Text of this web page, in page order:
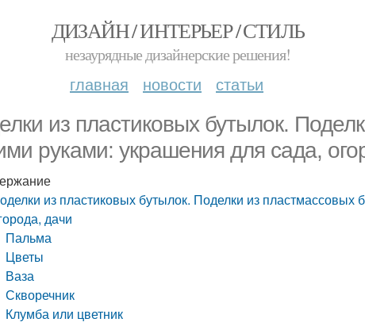
ДИЗАЙН / ИНТЕРЬЕР / СТИЛЬ
незаурядные дизайнерские решения!
главная новости статьи
из пластиковых бутылок.
руками: украшения для сада,
из пластиковых бутылок. Поделки из
дачи
Пальма
Цветы
Ваза
Скворечник
Клумба или цветник